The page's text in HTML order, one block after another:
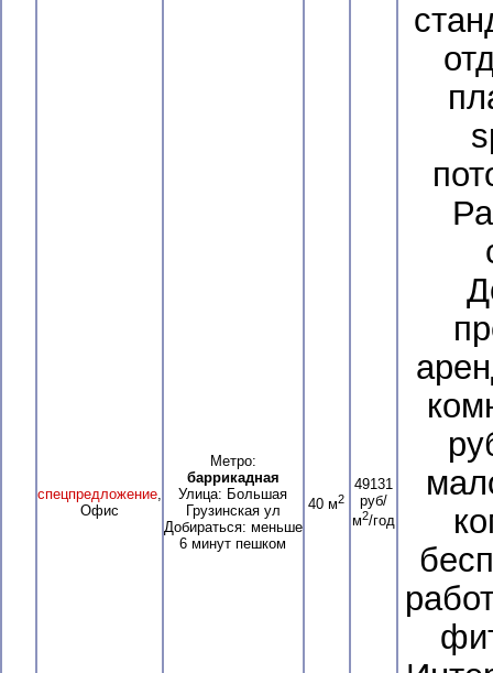
спецпредложение,
Офис
Метро:
баррикадная
Улица: Большая
Грузинская ул
Добираться: меньше
6 минут пешком
40 м2
49131
руб/
м2/год